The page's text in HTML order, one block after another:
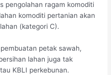
pengolahan ragam komoditi
komoditi pertanian akan
(kategori C).
petak sawah,
lahan juga tak
KBLI perkebunan.